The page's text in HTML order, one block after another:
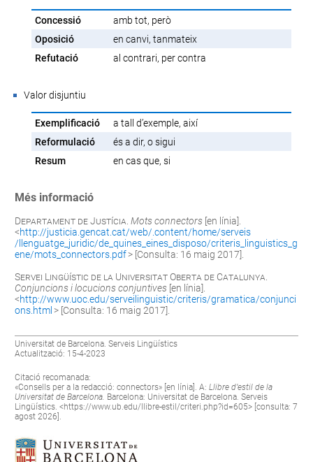
Concessió
amb tot, però
Oposició
en canvi, tanmateix
Refutació
al contrari, per contra
Valor disjuntiu
Exemplificació
a tall d’exemple, així
Reformulació
és a dir, o sigui
Resum
en cas que, si
Més informació
Departament de Justícia .Mots connectors [en línia].
<http://justicia.gencat.cat/web/.content/home/serveis
/llenguatge_juridic/de_quines_eines_disposo/criteris_linguistics_g
ene/mots_connectors.pdf> [Consulta: 16 maig 2017].
Servei Lingüístic de la Universitat Oberta de Catalunya
Conjuncions i locucions conjuntives [en línia].
<http://www.uoc.edu/serveilinguistic/criteris/gramatica/conjunci
ons.html > [Consulta: 16 maig 2017].
Universitat de Barcelona. Serveis Lingüístics
Actualització: 15-4-2023
Citació recomanada:
«Consells per a la redacció: connectors» [en línia]. A:Llibre d’estil de la
Universitat de Barcelona. Barcelona: Universitat de Barcelona. Serveis
Lingüístics. <https://www.ub.edu/llibre-estil/criteri.php?id=605> [consulta: 7
agost 2026].